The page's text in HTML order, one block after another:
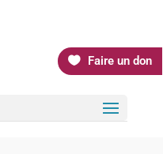
Faire un don